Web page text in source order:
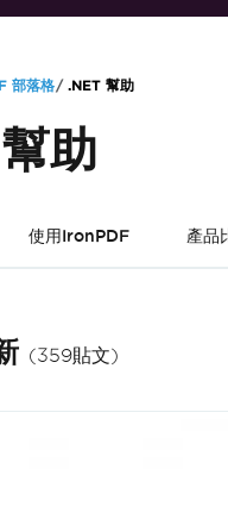
部落格 .NET 幫助
助
使用IronPDF 產品
(359貼文)